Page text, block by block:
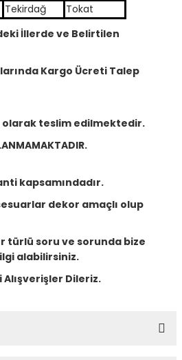
Tekirdağ
Tokat
İllerde ve Belirtilen
Kargo Ücreti Talep
olarak teslim edilmektedir.
kapsamındadır.
dekor amaçlı olup
türlü soru ve sorunda bize
alabilirsiniz.
Dileriz.